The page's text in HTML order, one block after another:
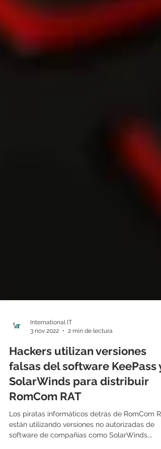
3 nov 2022
2 min de lectura
Hackers utilizan versiones
falsas del software KeePass y
SolarWinds para distribuir
RomCom RAT
Los piratas informáticos detrás de RomCom